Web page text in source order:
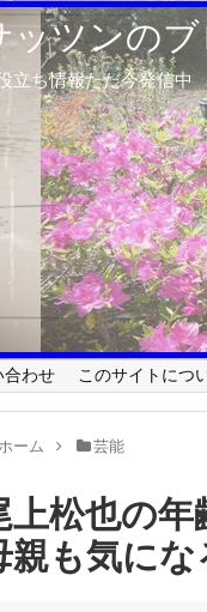
ッツンの
立ち情報ただ今発信中
合わせ このサイトにつ
ーム 芸能
上松也の
親も気にな